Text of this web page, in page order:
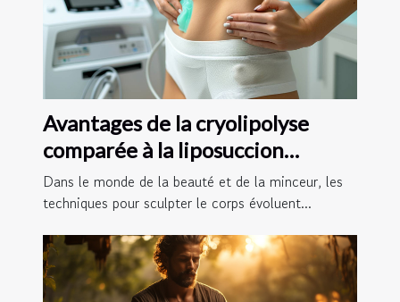
Avantages de la cryolipolyse
comparée à la liposuccion
traditionnelle
Dans le monde de la beauté et de la minceur, les
techniques pour sculpter le corps évoluent...